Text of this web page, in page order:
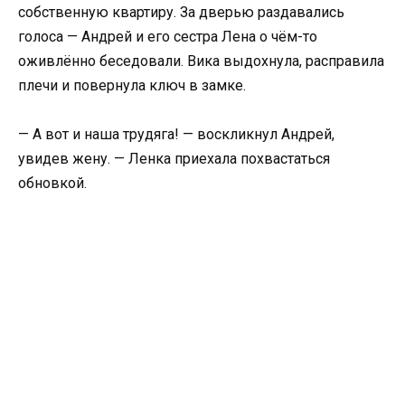
собственную квартиру. За дверью раздавались
голоса — Андрей и его сестра Лена о чём-то
оживлённо беседовали. Вика выдохнула, расправила
плечи и повернула ключ в замке.
— А вот и наша трудяга! — воскликнул Андрей,
увидев жену. — Ленка приехала похвастаться
обновкой.